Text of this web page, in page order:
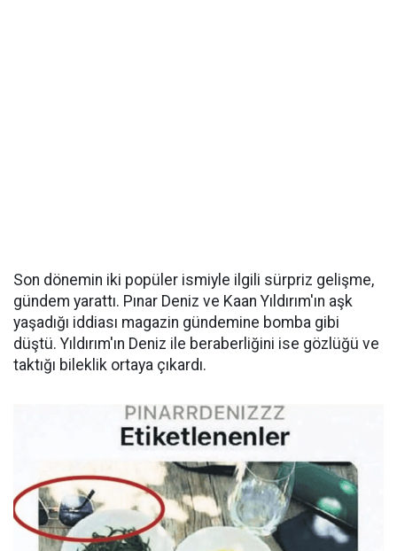
Son dönemin iki popüler ismiyle ilgili sürpriz gelişme,
gündem yarattı. Pınar Deniz ve Kaan Yıldırım'ın aşk
yaşadığı iddiası magazin gündemine bomba gibi
düştü. Yıldırım'ın Deniz ile beraberliğini ise gözlüğü ve
taktığı bileklik ortaya çıkardı.